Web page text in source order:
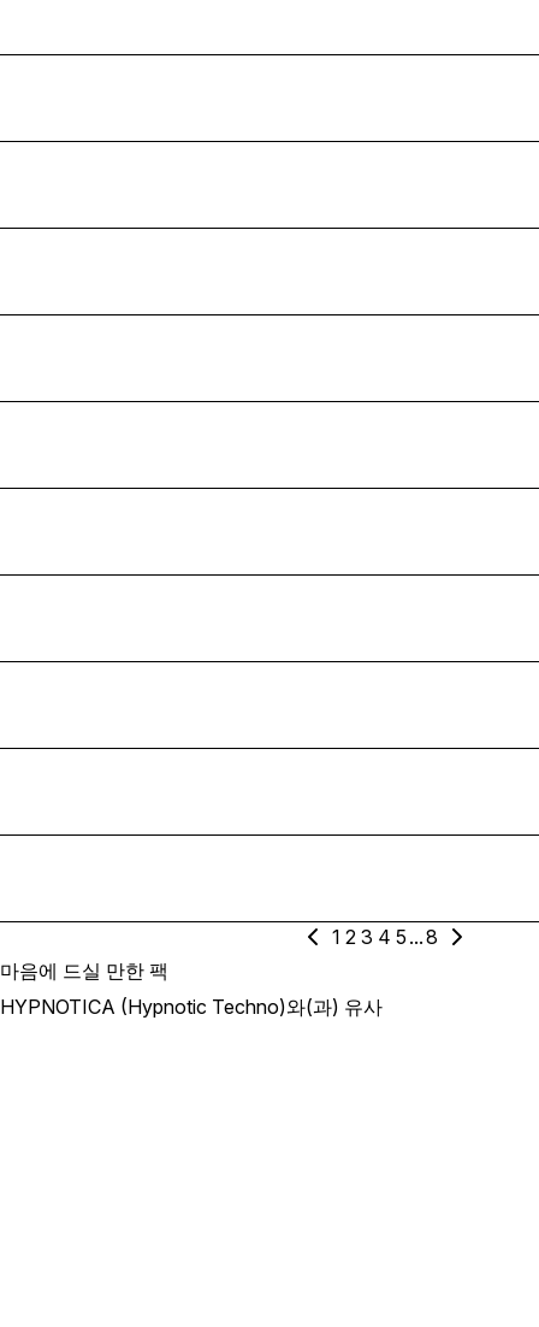
1 2 3 4 5 ...8
마음에 드실 만한 팩
HYPNOTICA (Hypnotic Techno)와(과) 유사